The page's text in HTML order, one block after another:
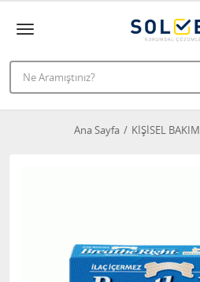
Ana Sayfa KİŞİSEL BAKIM